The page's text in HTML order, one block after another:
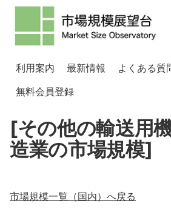
利用案内 最新情報 よくある質
無料会員登録
[その他の輸送用
造業の市場規模]
市場規模一覧（国内）へ戻る